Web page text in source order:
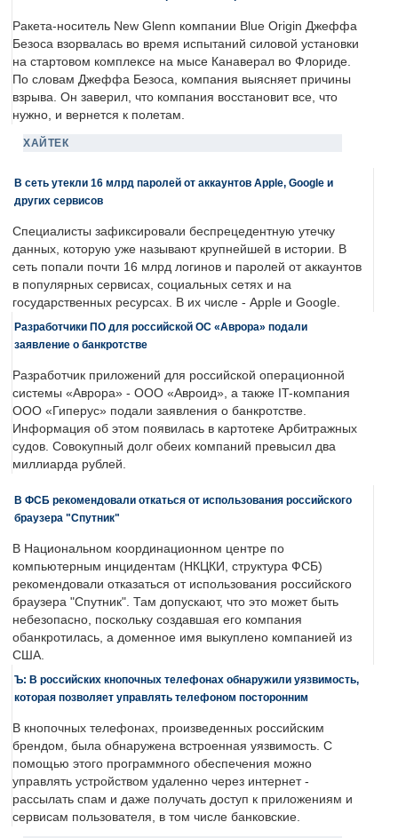
Ракета-носитель New Glenn компании Blue Origin Джеффа
Безоса взорвалась во время испытаний силовой установки
на стартовом комплексе на мысе Канаверал во Флориде.
По словам Джеффа Безоса, компания выясняет причины
взрыва. Он заверил, что компания восстановит все, что
нужно, и вернется к полетам.
ХАЙТЕК
В сеть утекли 16 млрд паролей от аккаунтов Apple, Google и
других сервисов
Специалисты зафиксировали беспрецедентную утечку
данных, которую уже называют крупнейшей в истории. В
сеть попали почти 16 млрд логинов и паролей от аккаунтов
в популярных сервисах, социальных сетях и на
государственных ресурсах. В их числе - Apple и Google.
Разработчики ПО для российской ОС «Аврора» подали
заявление о банкротстве
Разработчик приложений для российской операционной
системы «Аврора» - ООО «Авроид», а также IT-компания
ООО «Гиперус» подали заявления о банкротстве.
Информация об этом появилась в картотеке Арбитражных
судов. Совокупный долг обеих компаний превысил два
миллиарда рублей.
В ФСБ рекомендовали откаться от использования российского
браузера "Спутник"
В Национальном координационном центре по
компьютерным инцидентам (НКЦКИ, структура ФСБ)
рекомендовали отказаться от использования российского
браузера "Спутник". Там допускают, что это может быть
небезопасно, поскольку создавшая его компания
обанкротилась, а доменное имя выкуплено компанией из
США.
Ъ: В российских кнопочных телефонах обнаружили уязвимость,
которая позволяет управлять телефоном посторонним
В кнопочных телефонах, произведенных российским
брендом, была обнаружена встроенная уязвимость. С
помощью этого программного обеспечения можно
управлять устройством удаленно через интернет -
рассылать спам и даже получать доступ к приложениям и
сервисам пользователя, в том числе банковские.